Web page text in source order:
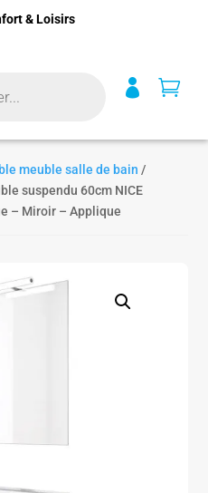
 
meuble salle de bain /
suspendu 60cm NICE
– Miroir – Applique